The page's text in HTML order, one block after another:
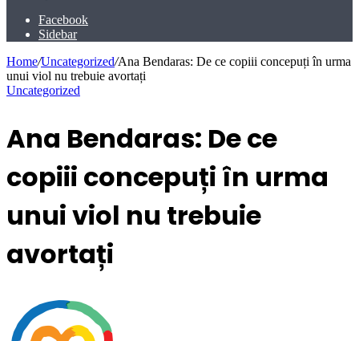
Facebook
Sidebar
Home/Uncategorized/Ana Bendaras: De ce copiii concepuți în urma
unui viol nu trebuie avortați
Uncategorized
Ana Bendaras: De ce
copiii concepuți în urma
unui viol nu trebuie
avortați